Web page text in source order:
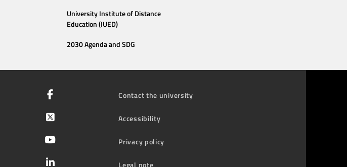
University Institute of Distance
Education (IUED)
2030 Agenda and SDG
Contact the university
Accessibility
Privacy policy
Legal note